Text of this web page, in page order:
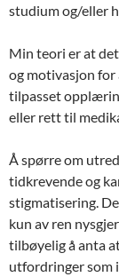
studium og/eller
Min teori er at
og motivasjon for
tilpasset
eller rett til
Å spørre om
tidkrevende og
stigmatisering.
kun av ren
tilbøyelig å anta
utfordringer som